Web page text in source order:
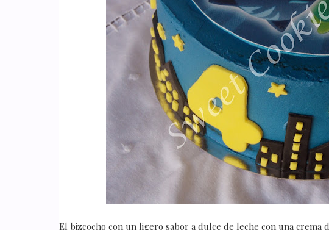
El bizcocho con un ligero sabor a dulce de leche con una